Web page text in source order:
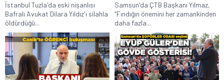
İstanbul Tuzla'da eski nişanlısı
Bafralı Avukat Dilara Yıldız'ı silahla
öldürdüğü...
Samsun'da ÇTB Başkanı Yılmaz,
“Fındığın önemini her zamankinden
daha fazla...